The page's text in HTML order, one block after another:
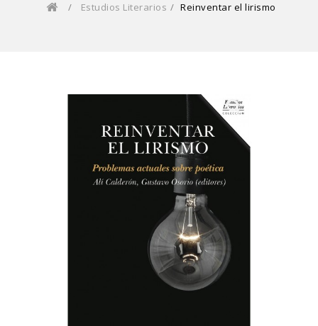
/ Estudios Literarios / Reinventar el lirismo